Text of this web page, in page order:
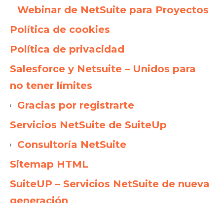
Webinar de NetSuite para Proyectos
Política de cookies
Política de privacidad
Salesforce y Netsuite – Unidos para
no tener límites
Gracias por registrarte
Servicios NetSuite de SuiteUp
Consultoría NetSuite
Sitemap HTML
SuiteUP – Servicios NetSuite de nueva